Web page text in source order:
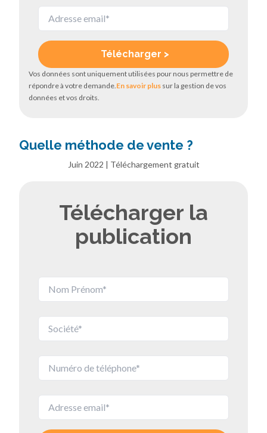
Vos données sont uniquement utilisées pour nous permettre de
répondre à votre demande.En savoir plus sur la gestion de vos
données et vos droits.
Quelle méthode de vente ?
Juin 2022 | Téléchargement gratuit
Télécharger la
publication